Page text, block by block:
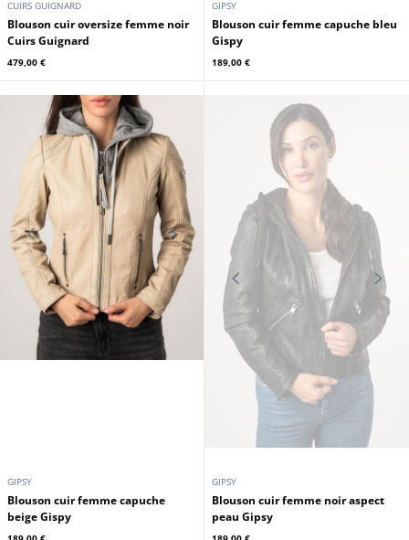
CUIRS GUIGNARD
Blouson cuir oversize femme noir
Cuirs Guignard
479,00 €
Gispy
189,00 €